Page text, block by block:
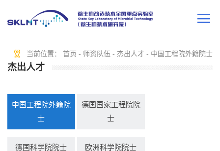
当前位置： 首页 - 师资队伍 - 杰出人才 - 中国工程院外籍院士
杰出人才
中国工程院外籍院
士
德国国家工程院院
士
德国科学院院士 欧洲科学院院士